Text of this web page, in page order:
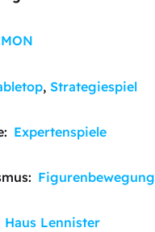
, Strategiespiel
Expertenspiele
Figurenbewegung
Haus Lennister